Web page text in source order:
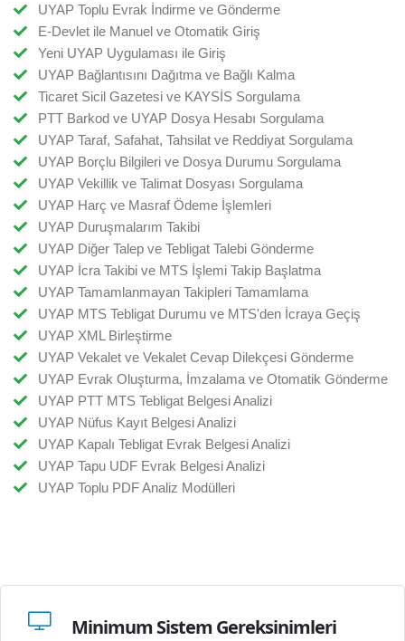
UYAP Toplu Evrak İndirme ve Gönderme
E-Devlet ile Manuel ve Otomatik Giriş
Yeni UYAP Uygulaması ile Giriş
UYAP Bağlantısını Dağıtma ve Bağlı Kalma
Ticaret Sicil Gazetesi ve KAYSİS Sorgulama
PTT Barkod ve UYAP Dosya Hesabı Sorgulama
UYAP Taraf, Safahat, Tahsilat ve Reddiyat Sorgulama
UYAP Borçlu Bilgileri ve Dosya Durumu Sorgulama
UYAP Vekillik ve Talimat Dosyası Sorgulama
UYAP Harç ve Masraf Ödeme İşlemleri
UYAP Duruşmalarım Takibi
UYAP Diğer Talep ve Tebligat Talebi Gönderme
UYAP İcra Takibi ve MTS İşlemi Takip Başlatma
UYAP Tamamlanmayan Takipleri Tamamlama
UYAP MTS Tebligat Durumu ve MTS'den İcraya Geçiş
UYAP XML Birleştirme
UYAP Vekalet ve Vekalet Cevap Dilekçesi Gönderme
UYAP Evrak Oluşturma, İmzalama ve Otomatik Gönderme
UYAP PTT MTS Tebligat Belgesi Analizi
UYAP Nüfus Kayıt Belgesi Analizi
UYAP Kapalı Tebligat Evrak Belgesi Analizi
UYAP Tapu UDF Evrak Belgesi Analizi
UYAP Toplu PDF Analiz Modülleri
Minimum Sistem Gereksinimleri